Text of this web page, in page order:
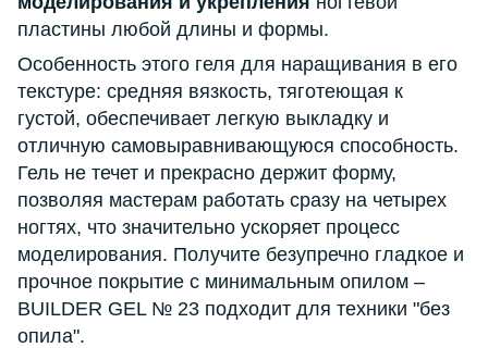
пластины любой длины и формы.
Особенность этого геля для наращивания в его
текстуре: средняя вязкость, тяготеющая к
густой, обеспечивает легкую выкладку и
отличную самовыравнивающуюся способность.
Гель не течет и прекрасно держит форму,
позволяя мастерам работать сразу на четырех
ногтях, что значительно ускоряет процесс
моделирования. Получите безупречно гладкое и
прочное покрытие с минимальным опилом –
BUILDER GEL № 23 подходит для техники "без
опила".